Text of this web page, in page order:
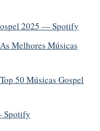
2025 — Spotify
Melhores Músicas
50 Músicas Gospel
Spotify